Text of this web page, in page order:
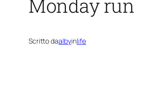
Monday run
Scritto daalbyinlife